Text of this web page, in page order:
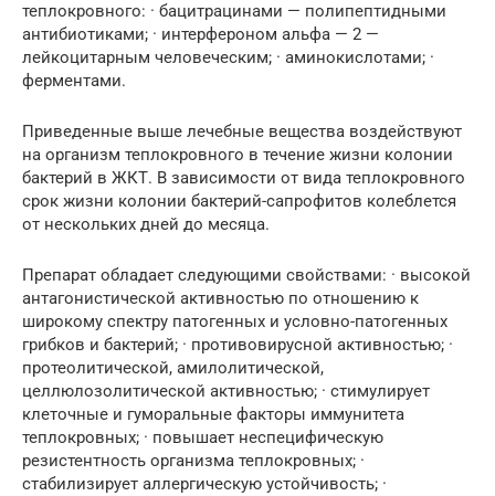
теплокровного: · бацитрацинами — полипептидными
антибиотиками; · интерфероном альфа — 2 —
лейкоцитарным человеческим; · аминокислотами; ·
ферментами.
Приведенные выше лечебные вещества воздействуют
на организм теплокровного в течение жизни колонии
бактерий в ЖКТ. В зависимости от вида теплокровного
срок жизни колонии бактерий-сапрофитов колеблется
от нескольких дней до месяца.
Препарат обладает следующими свойствами: · высокой
антагонистической активностью по отношению к
широкому спектру патогенных и условно-патогенных
грибков и бактерий; · противовирусной активностью; ·
протеолитической, амилолитической,
целлюлозолитической активностью; · стимулирует
клеточные и гуморальные факторы иммунитета
теплокровных; · повышает неспецифическую
резистентность организма теплокровных; ·
стабилизирует аллергическую устойчивость; ·